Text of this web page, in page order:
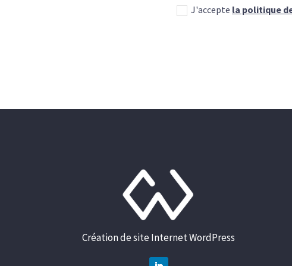
J'accepte la politique
Création de site Internet WordPress